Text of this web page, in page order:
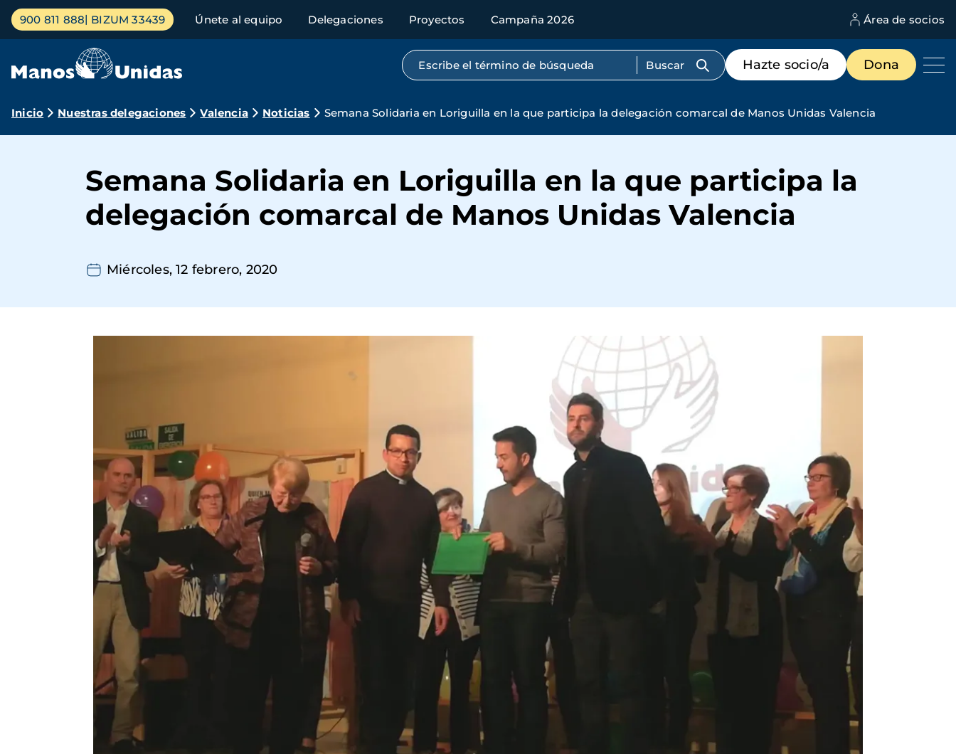
Pasar
contenido
Menú
principal
900 811 888 BIZUM 33439 Únete al equipo Delegaciones Proyectos Campaña 2026 Área de socios
Búsqueda por texto completo
Menú
de
destacados
Hazte socio/a Dona
Ruta
navegación
Inicio Nuestras delegaciones Valencia Noticias Semana Solidaria en Loriguilla en la que participa la delegación comarcal de Manos Unidas Valencia
Semana Solidaria en Loriguilla en la que participa la
delegación comarcal de Manos Unidas Valencia
Miércoles, 12 febrero, 2020